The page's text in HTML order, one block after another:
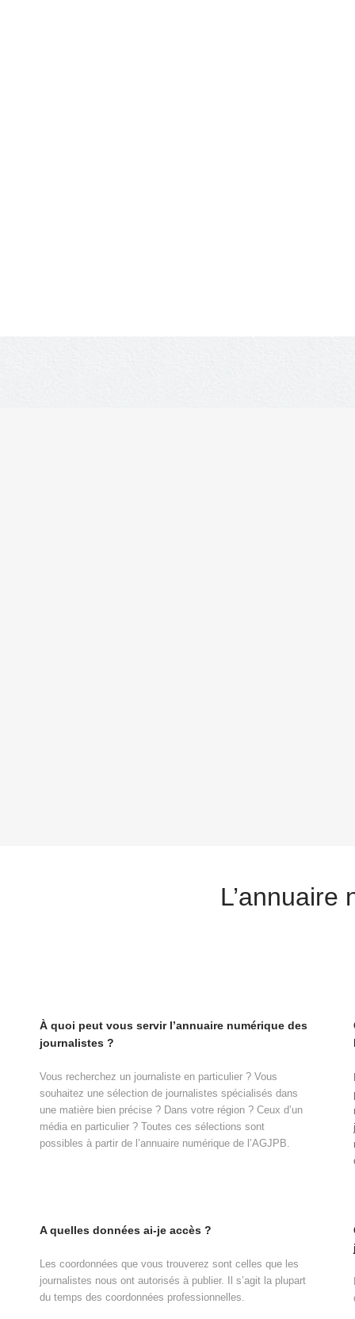
L’annuaire
À quoi peut vous servir l’annuaire numérique des
journalistes ?
Vous recherchez un journaliste en particulier ? Vous
souhaitez une sélection de journalistes spécialisés dans
une matière bien précise ? Dans votre région ? Ceux d’un
média en particulier ? Toutes ces sélections sont
possibles à partir de l’annuaire numérique de l’AGJPB.
A quelles données ai-je accès ?
Les coordonnées que vous trouverez sont celles que les
journalistes nous ont autorisés à publier. Il s’agit la plupart
du temps des coordonnées professionnelles.